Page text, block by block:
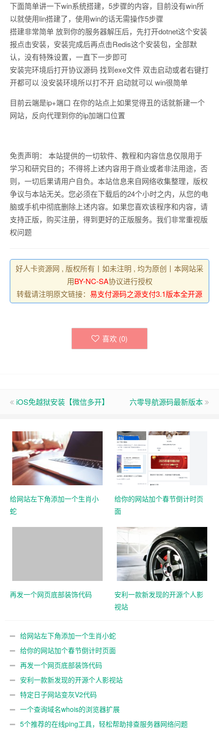
下面简单讲一下win系统搭建，5步骤的内容，目前没有win所
以就使用lin搭建了，使用win的话无需操作5步骤
搭建非常简单 放到你的服务器解压后，先打开dotnet这个安装
报点击安装，安装完成后再点击Redis这个安装包，全部默
认，没有特殊设置，一直下一步即可
安装完环境后打开协议源码 找到exe文件 双击启动或者右键打
开都可以 没安装环境所以打不开 启动就可以 win很简单
目前云端是ip+端口 在你的站点上如果觉得丑的话就新建一个
网站，反向代理到你的ip加端口位置
免责声明： 本站提供的一切软件、教程和内容信息仅限用于
学习和研究目的；不得将上述内容用于商业或者非法用途，否
则，一切后果请用户自负。本站信息来自网络收集整理，版权
争议与本站无关。您必须在下载后的24个小时之内，从您的电
脑或手机中彻底删除上述内容。如果您喜欢该程序和内容，请
支持正版，购买注册，得到更好的正版服务。我们非常重视版
权问题
好人卡资源网 , 版权所有丨如未注明 , 均为原创丨本网站采
用BY-NC-SA协议进行授权
转载请注明原文链接： 易支付源码之源支付3.1版本全开源
喜欢 (0)
iOS免越狱安装【微信多开】 六零导航源码最新版本
给网站左下角添加一个生肖小
蛇
给你的网站加个春节倒计时页
面
再发一个网页底部装饰代码
安利一款新发现的开源个人影
视站
给网站左下角添加一个生肖小蛇
给你的网站加个春节倒计时页面
再发一个网页底部装饰代码
安利一款新发现的开源个人影视站
特定日子网站变灰V2代码
一个查询域名whois的浏览器扩展
5个推荐的在线ping工具，轻松帮助排查服务器网络问题